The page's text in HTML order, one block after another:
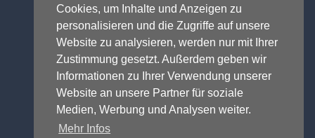
Cookies, um Inhalte und Anzeigen zu
personalisieren und die Zugriffe auf unsere
Website zu analysieren, werden nur mit Ihrer
Zustimmung gesetzt. Außerdem geben wir
Informationen zu Ihrer Verwendung unserer
Website an unsere Partner für soziale
Medien, Werbung und Analysen weiter.
Mehr Infos
Anwalt - Rechtsanwalt - Fachanwalt
für Gewerblichen Rechtsschutz -
Fachanwalt für IT-Recht -
Markenrecht,Wettbewerbsrecht,
Urheberrecht,IT-Recht und
Onlinerecht,E-Commerce,
Designrecht ,Medienrecht &
Presserecht